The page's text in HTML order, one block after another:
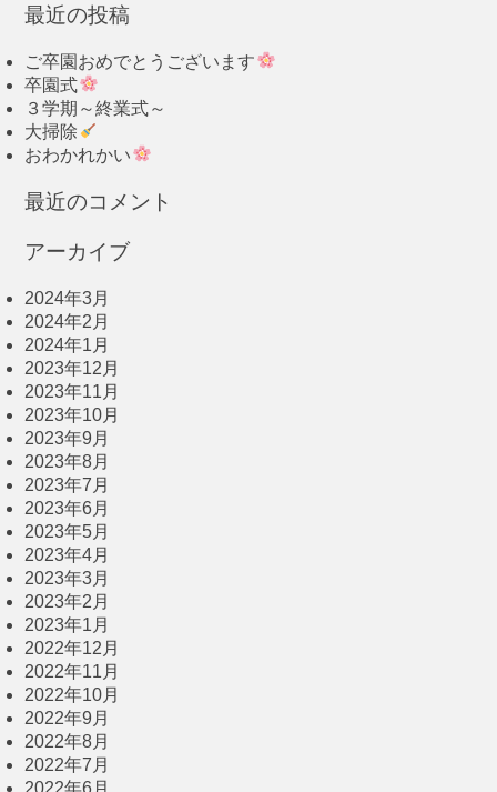
最近の投稿
ご卒園おめでとうございます
卒園式
３学期～終業式～
大掃除
おわかれかい
最近のコメント
アーカイブ
2024年3月
2024年2月
2024年1月
2023年12月
2023年11月
2023年10月
2023年9月
2023年8月
2023年7月
2023年6月
2023年5月
2023年4月
2023年3月
2023年2月
2023年1月
2022年12月
2022年11月
2022年10月
2022年9月
2022年8月
2022年7月
2022年6月